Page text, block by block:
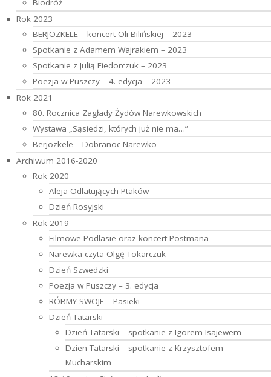
Biodróż
Rok 2023
BERJOZKELE – koncert Oli Bilińskiej – 2023
Spotkanie z Adamem Wajrakiem – 2023
Spotkanie z Julią Fiedorczuk – 2023
Poezja w Puszczy – 4. edycja – 2023
Rok 2021
80. Rocznica Zagłady Żydów Narewkowskich
Wystawa „Sąsiedzi, których już nie ma…”
Berjozkele – Dobranoc Narewko
Archiwum 2016-2020
Rok 2020
Aleja Odlatujących Ptaków
Dzień Rosyjski
Rok 2019
Filmowe Podlasie oraz koncert Postmana
Narewka czyta Olgę Tokarczuk
Dzień Szwedzki
Poezja w Puszczy – 3. edycja
RÓBMY SWOJE – Pasieki
Dzień Tatarski
Dzień Tatarski – spotkanie z Igorem Isajewem
Dzien Tatarski – spotkanie z Krzysztofem
Mucharskim